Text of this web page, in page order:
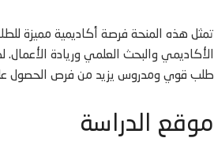
تمثل هذه المنحة فرصة أكاديمية مميزة
الأكاديمي والبحث العلمي وريادة
طلب قوي ومدروس يزيد من فرص الحصول
موقع الدراسة